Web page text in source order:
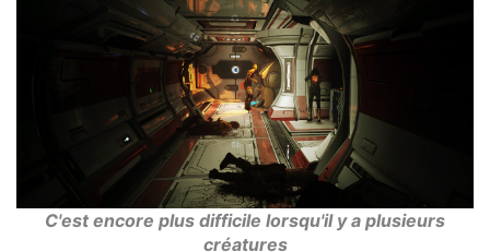
C'est encore plus difficile lorsqu'il y a plusieurs
créatures